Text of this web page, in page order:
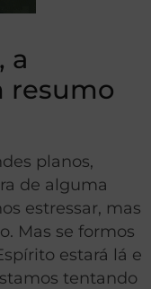
a
resumo
planos,
de alguma
estressar, mas
Mas se formos
estará lá e
tentando